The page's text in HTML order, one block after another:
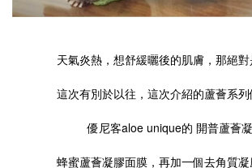
天氣炎熱，想舒緩曬後的肌膚，那絕對
這次有別於以往，這次介紹的蘆薈系
優尼客aloe unique的 開普蘆薈凝
蜂蜜蘆薈凝膠面膜，再加一個去角質凝